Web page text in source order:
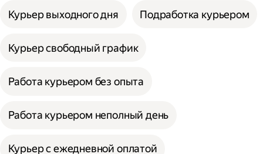
Курьер выходного дня Подработка курьером
Курьер свободный график
Работа курьером без опыта
Работа курьером неполный день
Курьер с ежедневной оплатой